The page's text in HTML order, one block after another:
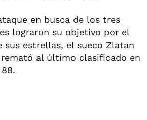
en busca de los tres
lograron su objetivo por el
sus estrellas, el sueco Zlatan
al último clasificado en